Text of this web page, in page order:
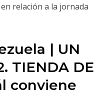
relación a la jornada
| UN
TIENDA DE
conviene